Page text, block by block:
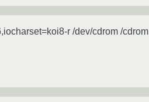
r /dev/cdrom /cdrom